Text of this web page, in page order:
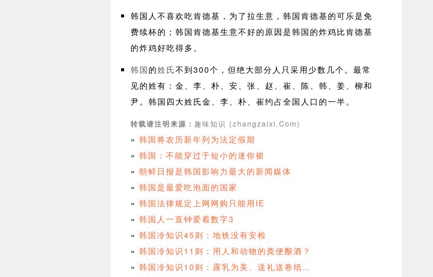
韩国人不喜欢吃肯德基，为了拉生意，韩国肯德基的可乐是免
费续杯的；韩国肯德基生意不好的原因是韩国的炸鸡比肯德基
的炸鸡好吃得多。
韩国的姓氏不到300个，但绝大部分人只采用少数几个。最常
见的姓有：金、李、朴、安、张、赵、崔、陈、韩、姜、柳和
尹。韩国四大姓氏金、李、朴、崔约占全国人口的一半。
转载请注明来源： 趣味知识 (zhangzaixi.Com)
» 韩国将农历新年列为法定假期
» 韩国：不能穿过于短小的迷你裙
» 朝鲜日报是韩国影响力最大的新闻媒体
» 韩国是最爱吃泡面的国家
» 韩国法律规定上网网购只能用IE
» 韩国人一直钟爱着数字3
» 韩国冷知识45则：地铁没有安检
» 韩国冷知识11则：用人和动物的粪便酿酒？
» 韩国冷知识10则：露乳为美、送礼送卷纸…